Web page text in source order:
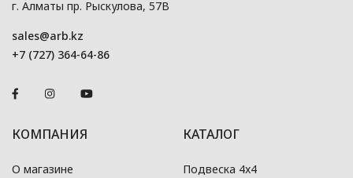
г. Алматы пр. Рыскулова, 57В
sales@arb.kz
+7 (727) 364-64-86
КОМПАНИЯ
О магазине
КАТАЛОГ
Подвеска 4x4